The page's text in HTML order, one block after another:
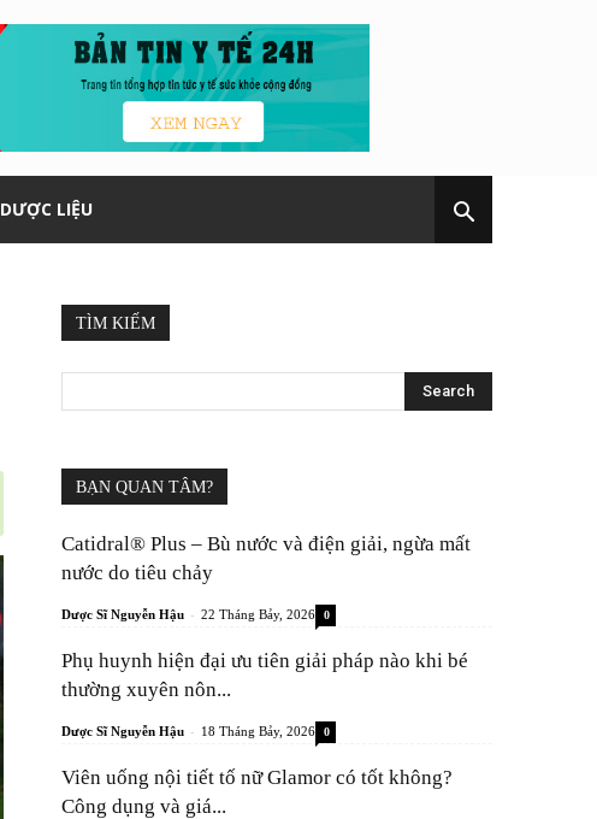
DƯỢC LIỆU
TÌM KIẾM
BẠN QUAN TÂM?
Catidral® Plus – Bù nước và điện giải, ngừa mất
nước do tiêu chảy
Dược Sĩ Nguyễn Hậu - 22 Tháng Bảy, 2026 0
Phụ huynh hiện đại ưu tiên giải pháp nào khi bé
thường xuyên nôn...
Dược Sĩ Nguyễn Hậu - 18 Tháng Bảy, 2026 0
Viên uống nội tiết tố nữ Glamor có tốt không?
Công dụng và giá...